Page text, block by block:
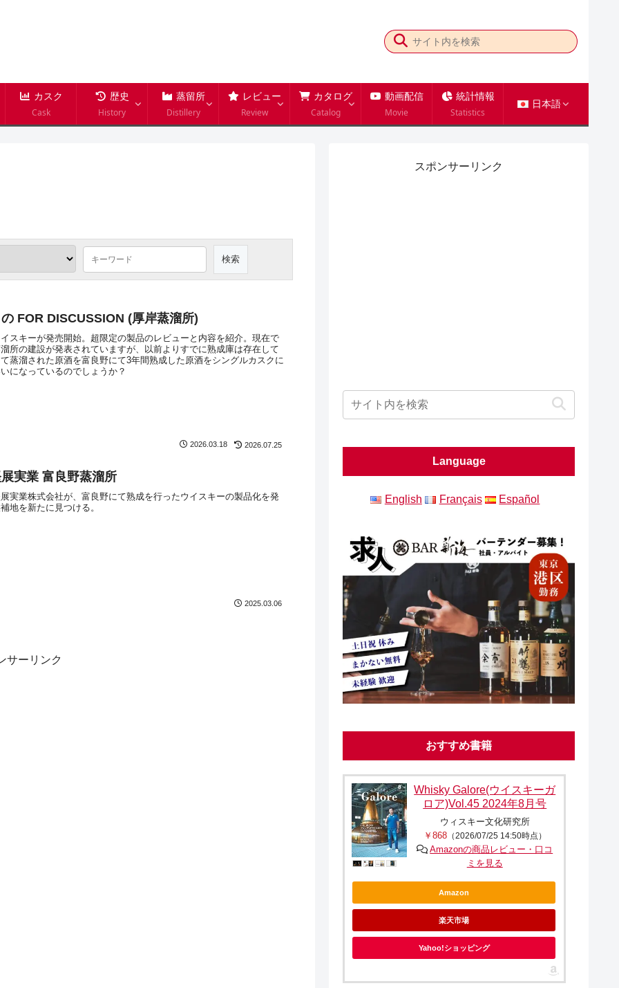
カスク
Cask
歴史
History
蒸留所
Distillery
レビュー
Review
カタログ
Catalog
動画配信
Movie
統計情報
Statistics
日本語
FOR DISCUSSION (厚岸蒸溜所)
スキーが発売開始。超限定の製品のレビューと内容を紹介。現在で
所の建設が発表されていますが、以前よりすでに熟成庫は存在して
蒸溜された原酒を富良野にて3年間熟成した原酒をシングルカスクに
になっているのでしょうか？
2026.03.18 2026.07.25
実業 富良野蒸溜所
実業株式会社が、富良野にて熟成を行ったウイスキーの製品化を発
地を新たに見つける。
2025.03.06
サーリンク
スポンサーリンク
Language
English Français Español
おすすめ書籍
Whisky Galore(ウイスキーガ
ロア)Vol.45 2024年8月号
ウィスキー文化研究所
￥868（2026/07/25 14:50時点）
Amazonの商品レビュー・口コ
ミを見る
Amazon
楽天市場
Yahoo!ショッピング